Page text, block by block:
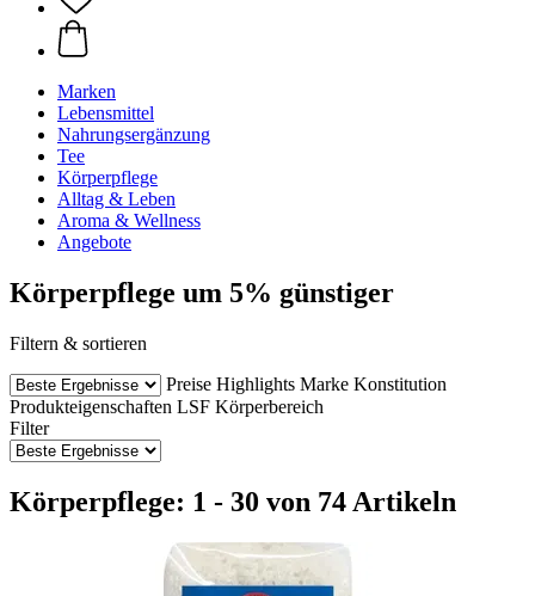
Marken
Lebensmittel
Nahrungsergänzung
Tee
Körperpflege
Alltag & Leben
Aroma & Wellness
Angebote
Körperpflege um 5% günstiger
Filtern & sortieren
Preise Highlights Marke Konstitution
Produkteigenschaften LSF Körperbereich
Filter
Körperpflege: 1 - 30 von 74 Artikeln